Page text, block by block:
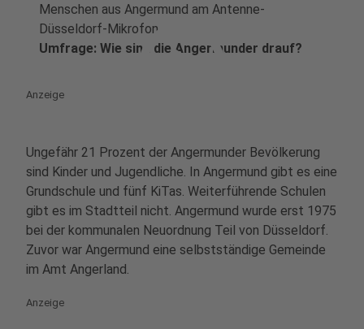
play_circle
Menschen aus Angermund am Antenne-
Düsseldorf-Mikrofon
Umfrage: Wie sind die Angermunder drauf?
Anzeige
Ungefähr 21 Prozent der Angermunder Bevölkerung
sind Kinder und Jugendliche. In Angermund gibt es eine
Grundschule und fünf KiTas. Weiterführende Schulen
gibt es im Stadtteil nicht. Angermund wurde erst 1975
bei der kommunalen Neuordnung Teil von Düsseldorf.
Zuvor war Angermund eine selbstständige Gemeinde
im Amt Angerland.
Anzeige